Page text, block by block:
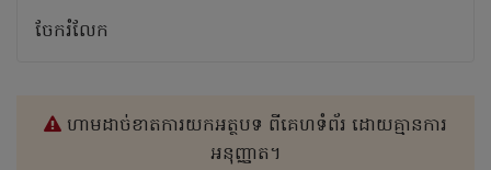
ចែករំលែក
ហាមដាច់ខាតការយកអត្ថបទ ពីគេហទំព័រ ដោយគ្មានការ
អនុញ្ញាត។